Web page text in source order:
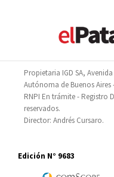
Propietaria IGD SA,
Autónoma de Buenos
RNPI En trámite - Registro
reservados.
Director: Andrés Cursaro.
Edición N° 9683